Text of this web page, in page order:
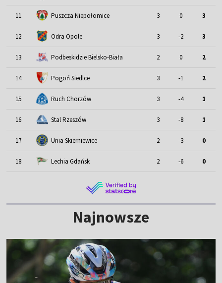
11 Puszcza Niepołomice 3 0 3
12 Odra Opole 3 -2 3
13 Podbeskidzie Bielsko-Biała 2 0 2
14 Pogoń Siedlce 3 -1 2
15 Ruch Chorzów 3 -4 1
16 Stal Rzeszów 3 -8 1
17 Unia Skierniewice 2 -3 0
18 Lechia Gdańsk 2 -6 0
Najnowsze